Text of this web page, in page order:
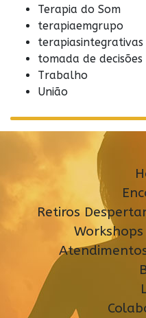
Terapia do Som
terapiaemgrupo
terapiasintegrativas
tomada de decisões
Trabalho
União
Retiros